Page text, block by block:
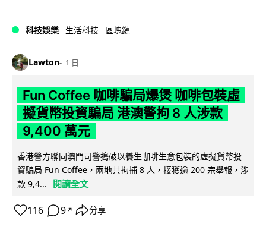
科技娛樂 生活科技 區塊鏈
Lawton 1 日
Fun Coffee 咖啡騙局爆煲 咖啡包裝虛
擬貨幣投資騙局 港澳警拘 8 人涉款
9,400 萬元
香港警方聯同澳門司警搗破以養生咖啡生意包裝的虛擬貨幣投
資騙局 Fun Coffee，兩地共拘捕 8 人，接獲逾 200 宗舉報，涉
款 9,4...
閱讀全文
116 9 ↗ 分享